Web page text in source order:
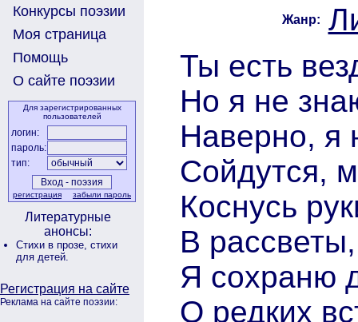
Конкурсы поэзии
Моя страница
Помощь
О сайте поэзии
Для зарегистрированных
пользователей
логин:
пароль:
тип:
регистрация забыли пароль
Литературные
анонсы:
Стихи в прозе, стихи
для детей.
Регистрация на сайте
Реклама на сайте поэзии:
Жанр:
Ты есть
Но я не
Наверно, я
Сойдутся,
Коснусь
В
Я сохраню
О редких